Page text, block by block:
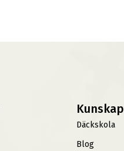
Kunskap
Däckskola
Blog